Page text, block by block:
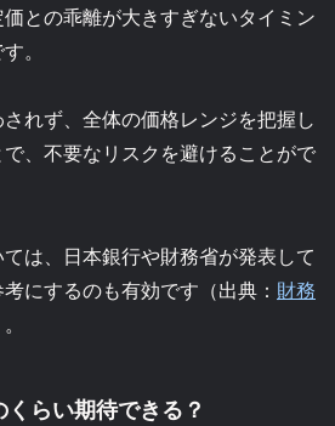
との乖離が大きすぎないタイミン
。
れず、全体の価格レンジを把握し
、不要なリスクを避けることがで
は、日本銀行や財務省が発表して
にするのも有効です（出典： 財務
らい期待できる？